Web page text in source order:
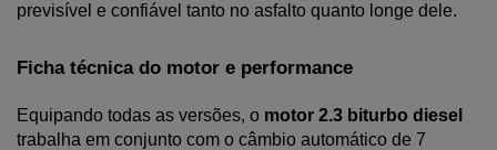
previsível e confiável tanto no asfalto quanto longe dele.
Ficha técnica do motor e performance
Equipando todas as versões, o motor 2.3 biturbo diesel
trabalha em conjunto com o câmbio automático de 7